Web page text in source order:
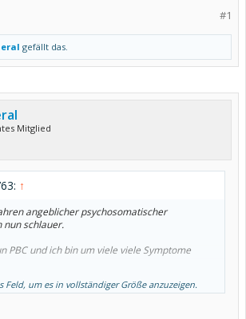
#1
gefällt das.
Mitglied
↑
angeblicher psychosomatischer
nun schlauer.
PBC und ich bin um viele viele Symptome
gut.
Feld, um es in vollständiger Größe anzuzeigen.